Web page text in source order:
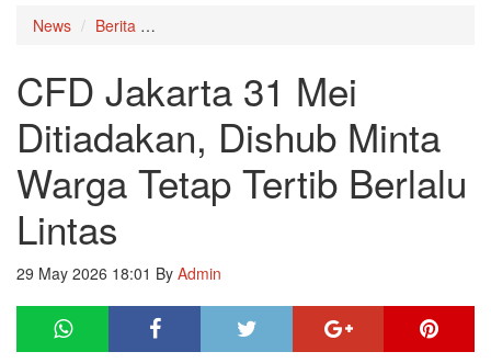
News Berita
CFD Jakarta 31 Mei
Ditiadakan, Dishub Minta
Warga Tetap Tertib Berlalu
Lintas
29 May 2026 18:01 By Admin